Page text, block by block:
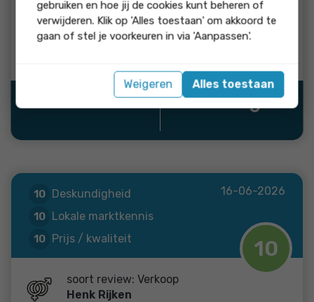
Dank je wel Angelique voor de vijf sterren
beoordeling.
Bron:
16-06-2026
10
10 Deskundigheid
10 Lokale marktkennis
10 Prijs / kwaliteit
10 Service en begeleiding
soort review: Verkoop
Henk Rijken
gebruiken en hoe jij de cookies kunt beheren of
verwijderen. Klik op 'Alles toestaan' om akkoord te
gaan of stel je voorkeuren in via 'Aanpassen'.
Weigeren Alles toestaan